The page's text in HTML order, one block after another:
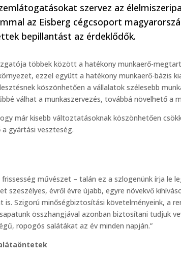
szervez az
az Eisberg cégcsoport
bepillantást az érdeklődők.
többek között a hatékony munkaerő-
ezzel együtt a hatékony munkaerő-bázis
köszönhetően a vállalatok szélesebb
válhat a munkaszervezés, továbbá növelhető a
már kisebb változtatásoknak köszönhetően
gyártási veszteség.
művészet – talán ez a szlogenünk írja le
szeszélyes, évről évre újabb, egyre növekvő
is. Szigorú minőségbiztosítási követelményeink, a
összhangjával azonban biztosítani tudjuk
ropogós salátákat az év minden napján.”